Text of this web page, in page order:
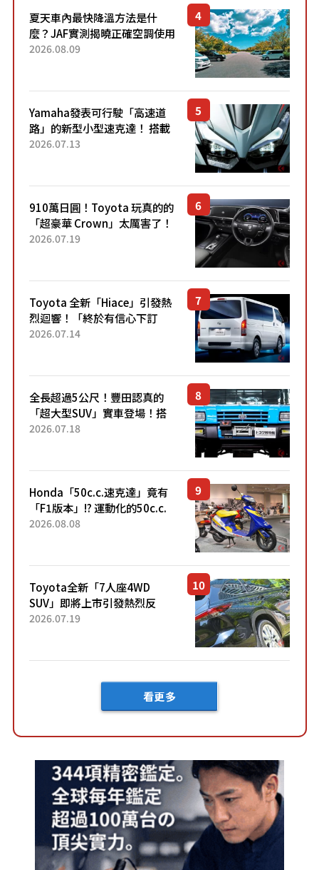
夏天車內最快降溫方法是什
麼？JAF實測揭曉正確空調使用
方式
2026.08.09
Yamaha發表可行駛「高速道
路」的新型小型速克達！ 搭載
能享受超強勁「渦輪感」的動
2026.07.13
910萬日圓！Toyota 玩真的的
「超豪華 Crown」太厲害了！
採用由「匠人技藝」打造的
2026.07.19
Toyota 全新「Hiace」引發熱
烈迴響！「終於有信心下訂
了！」「哪個等級交車最
車？...
2026.07.14
全長超過5公尺！豐田認真的
「超大型SUV」實車登場！搭
載後輪也會轉向的「四輪轉
「Mega C...
2026.07.18
Honda「50c.c.速克達」竟有
「F1版本」!? 運動化的50c.c.
速克達市場出現特別紀念車
2026.08.08
Toyota全新「7人座4WD
SUV」即將上市引發熱烈反
響！網友表示「終於買得
有吸引力」...
2026.07.19
看更多